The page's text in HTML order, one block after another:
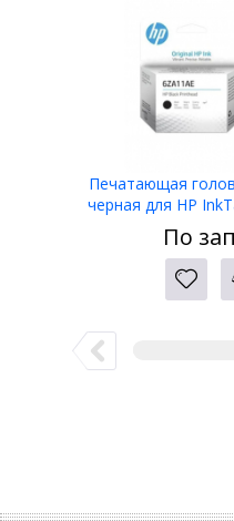
Печатающая
черная для HP
SmartTank 300/
По